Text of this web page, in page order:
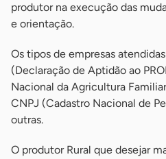
produtor na execução das
e orientação.
Os tipos de empresas
(Declaração de Aptidão ao
Nacional da Agricultura
CNPJ (Cadastro Nacional de
outras.
O produtor Rural que desejar